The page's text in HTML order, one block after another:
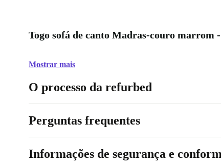
Togo sofá de canto Madras-couro marrom
Mostrar mais
O processo da refurbed
Perguntas frequentes
Informações de segurança e